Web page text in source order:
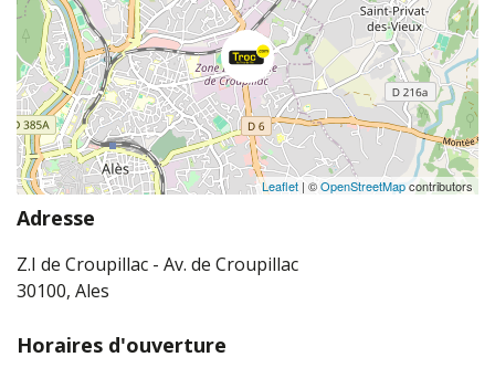
Leaflet | ©OpenStreetMapcontributors
Adresse
Z.I de Croupillac - Av. de Croupillac
30100, Ales
Horaires d'ouverture